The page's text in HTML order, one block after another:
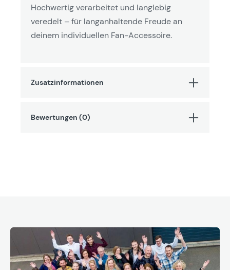
Hochwertig verarbeitet und langlebig
veredelt – für langanhaltende Freude an
deinem individuellen Fan-Accessoire.
Zusatzinformationen
Bewertungen (0)